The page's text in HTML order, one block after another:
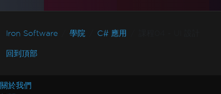
Iron Software 學院 C# 應用
回到頂部
關於我們